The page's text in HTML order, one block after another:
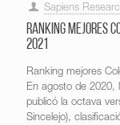
Sapiens
Ranking mejores
2021
Ranking mejores
En agosto de 2020,
publicó la octava
Sincelejo),